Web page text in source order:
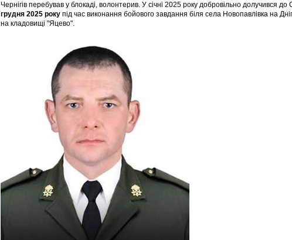
Чернігів перебував у блокаді, волонтерив. У січні 2025 року добровільно долучився
грудня 2025 року під час виконання бойового завдання біля села Новопавлівка на
на кладовищі "Яцево".